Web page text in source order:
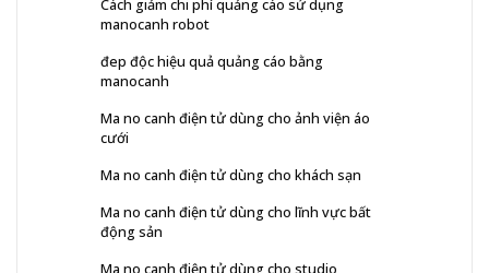
Cách giảm chi phí quảng cáo sử dụng
manocanh robot
đep độc hiệu quả quảng cáo bằng
manocanh
Ma no canh điện tử dùng cho ảnh viện áo
cưới
Ma no canh điện tử dùng cho khách sạn
Ma no canh điện tử dùng cho lĩnh vực bất
động sản
Ma no canh điện tử dùng cho studio